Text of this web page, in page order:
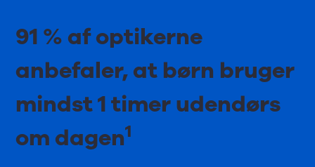
91 % af optikerne
anbefaler, at børn bruger
mindst 1 timer udendørs
om dagen1